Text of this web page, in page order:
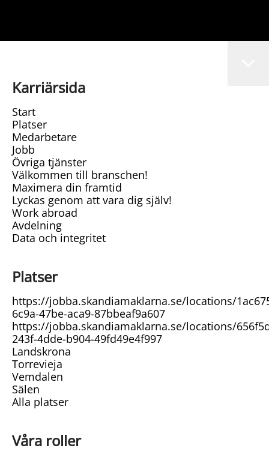
Karriärsida
Start
Platser
Medarbetare
Jobb
Övriga tjänster
Välkommen till branschen!
Maximera din framtid
Lyckas genom att vara dig själv!
Work abroad
Avdelning
Data och integritet
Platser
https://jobba.skandiamaklarna.se/locations/
6c9a-47be-aca9-87bbeaf9a607
https://jobba.skandiamaklarna.se/locations/
243f-4dde-b904-49fd49e4f997
Landskrona
Torrevieja
Vemdalen
Sälen
Alla platser
Våra roller